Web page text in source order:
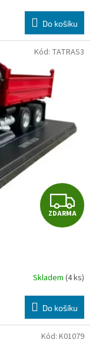
M
A
Do košíku
Z
D
R
M
A
ZDARMA
Skladem (4 ks)
Do košíku
Kód: TATRAS3
Kód: K01079